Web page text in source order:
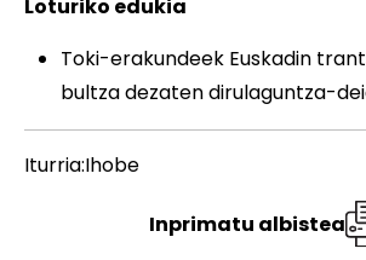
Loturiko edukia
Toki-erakundeek Euskadin
bultza dezaten dirulaguntza-
Iturria:Ihobe
Inprimatu albistea